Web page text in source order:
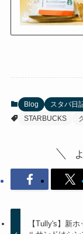
Blog
スタバ日
STARBUCKS
【Tully's】新